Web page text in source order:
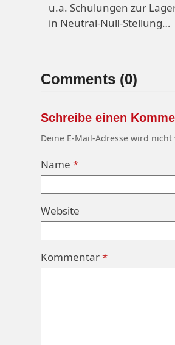
u.a. Schulungen zur
in Neutral-Null-Stellung…
Comments (0)
Schreibe einen
Deine E-Mail-Adresse wird
Name*
Website
Kommentar*